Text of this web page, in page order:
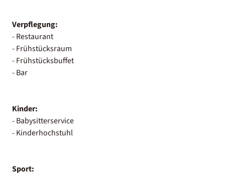
Verpflegung:
- Restaurant
- Frühstücksraum
- Frühstücksbuffet
- Bar
Kinder:
- Babysitterservice
- Kinderhochstuhl
Sport: